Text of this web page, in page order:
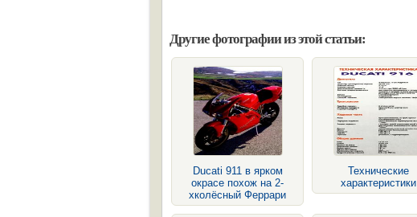
Другие фотографии из этой статьи:
Ducati 911 в ярком
окрасе похож на 2-
хколёсный Феррари
Технические
характеристики